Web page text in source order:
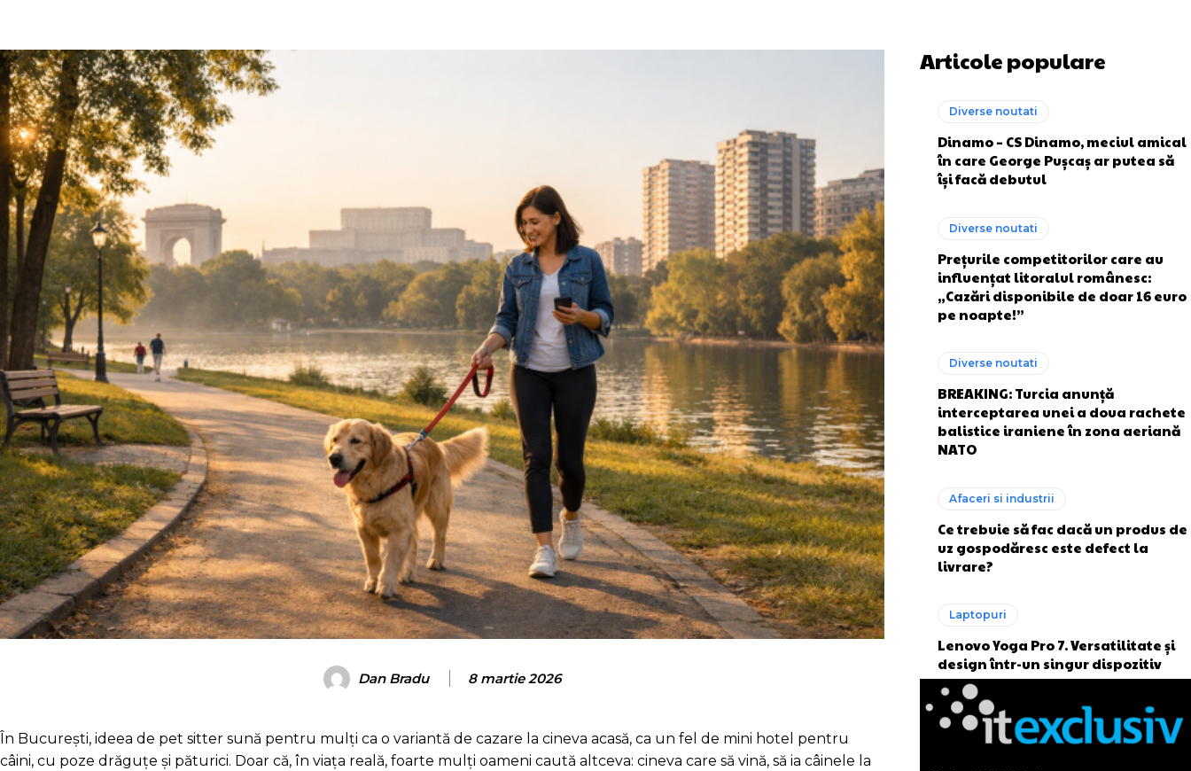
Dan Bradu 8 martie 2026
În București, ideea de pet sitter sună pentru mulți ca o variantă de cazare la cineva acasă, ca un fel de mini hotel pentru
câini, cu poze drăguțe și păturici. Doar că, în viața reală, foarte mulți oameni caută altceva: cineva care să vină, să ia câinele la
Articole populare
Diverse noutati
Dinamo – CS Dinamo, meciul amical
în care George Pușcaș ar putea să
își facă debutul
Diverse noutati
Prețurile competitorilor care au
influențat litoralul românesc:
„Cazări disponibile de doar 16 euro
pe noapte!”
Diverse noutati
BREAKING: Turcia anunță
interceptarea unei a doua rachete
balistice iraniene în zona aeriană
NATO
Afaceri si industrii
Ce trebuie să fac dacă un produs de
uz gospodăresc este defect la
livrare?
Laptopuri
Lenovo Yoga Pro 7. Versatilitate și
design într-un singur dispozitiv